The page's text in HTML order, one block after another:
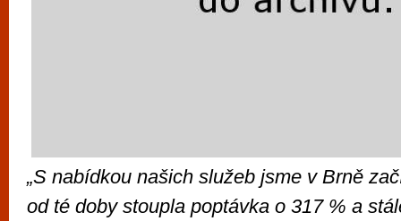
„S nabídkou našich služeb jsme v Brně
od té doby stoupla poptávka o 317 % a